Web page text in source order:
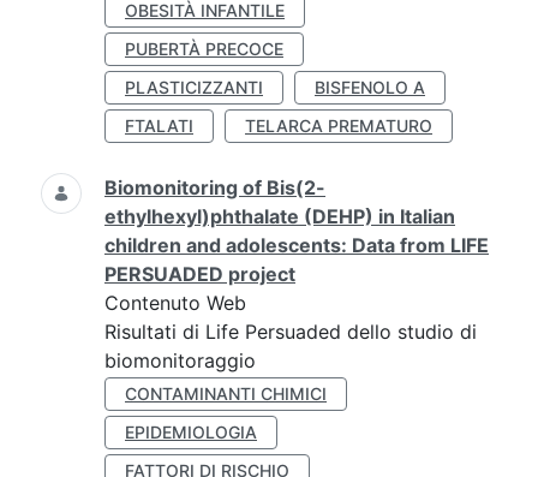
OBESITÀ INFANTILE
PUBERTÀ PRECOCE
PLASTICIZZANTI
BISFENOLO A
FTALATI
TELARCA PREMATURO
Biomonitoring of Bis(2-
ethylhexyl)phthalate (DEHP) in Italian
children and adolescents: Data from LIFE
PERSUADED project
Contenuto Web
Risultati di Life Persuaded dello studio di
biomonitoraggio
CONTAMINANTI CHIMICI
EPIDEMIOLOGIA
FATTORI DI RISCHIO